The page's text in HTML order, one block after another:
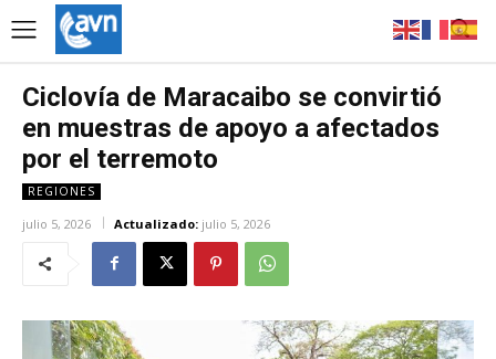
Ciclovía de Maracaibo se convirtió
en muestras de apoyo a afectados
por el terremoto
REGIONES
julio 5, 2026 Actualizado: julio 5, 2026